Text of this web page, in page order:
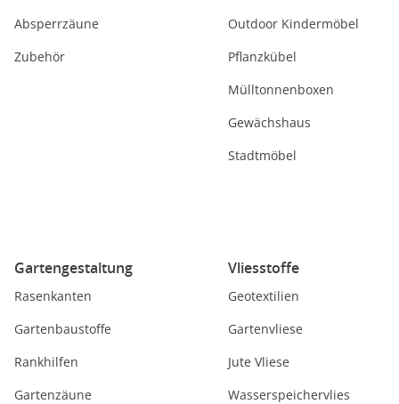
Absperrzäune
Zubehör
Outdoor Kindermöbel
Pflanzkübel
Mülltonnenboxen
Gewächshaus
Stadtmöbel
Gartengestaltung
Rasenkanten
Gartenbaustoffe
Rankhilfen
Gartenzäune
Vliesstoffe
Geotextilien
Gartenvliese
Jute Vliese
Wasserspeichervlies